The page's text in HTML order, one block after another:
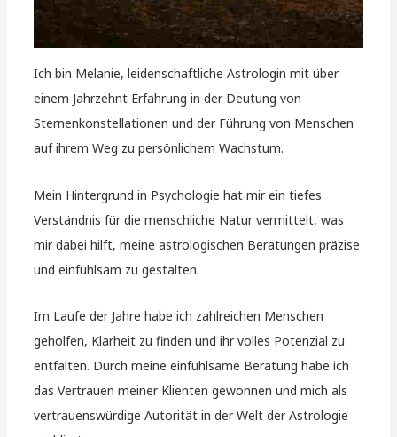
Ich bin Melanie, leidenschaftliche Astrologin mit über
einem Jahrzehnt Erfahrung in der Deutung von
Sternenkonstellationen und der Führung von Menschen
auf ihrem Weg zu persönlichem Wachstum.
Mein Hintergrund in Psychologie hat mir ein tiefes
Verständnis für die menschliche Natur vermittelt, was
mir dabei hilft, meine astrologischen Beratungen präzise
und einfühlsam zu gestalten.
Im Laufe der Jahre habe ich zahlreichen Menschen
geholfen, Klarheit zu finden und ihr volles Potenzial zu
entfalten. Durch meine einfühlsame Beratung habe ich
das Vertrauen meiner Klienten gewonnen und mich als
vertrauenswürdige Autorität in der Welt der Astrologie